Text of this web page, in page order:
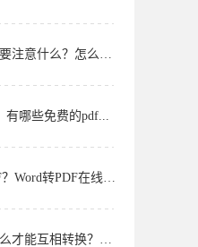
意什么？怎么用...
有哪些免费的pdf...
转PDF在线可...
能互相转换？OF...